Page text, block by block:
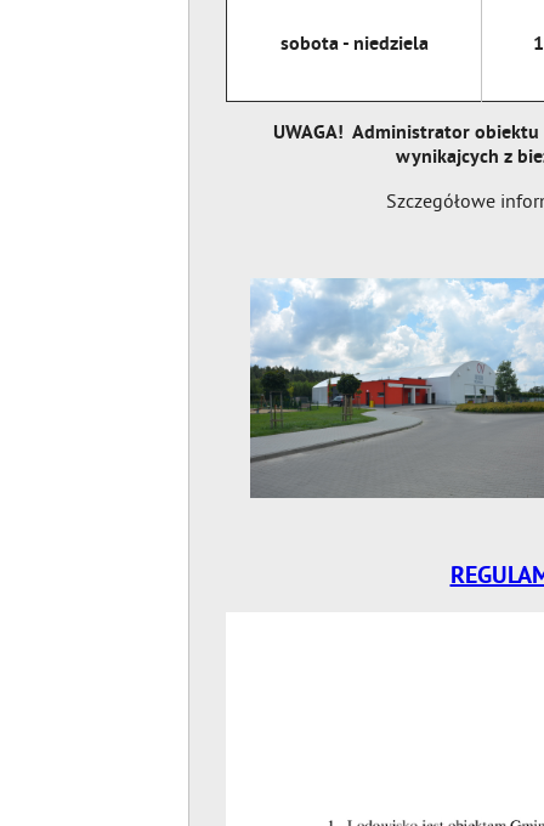
sobota - niedziela
UWAGA! Administrator
wynikajcych z
Szczegółowe